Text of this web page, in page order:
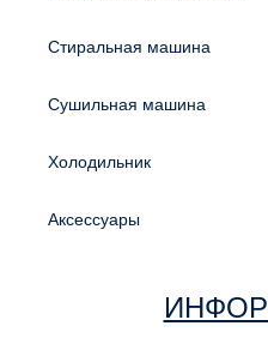
Стиральная машина
Сушильная машина
Холодильник
Аксессуары